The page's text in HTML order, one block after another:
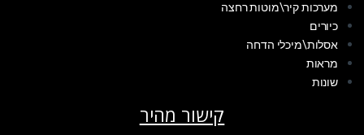
מערכות קיר\מוטות רחצה
כיורים
אסלות\מיכלי הדחה
מראות
שונות
קישור מהיר